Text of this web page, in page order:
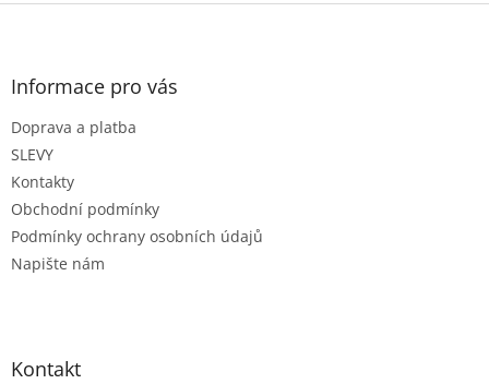
Z
Informace pro vás
Doprava a platba
SLEVY
Kontakty
Obchodní podmínky
Podmínky ochrany osobních údajů
Napište nám
Kontakt